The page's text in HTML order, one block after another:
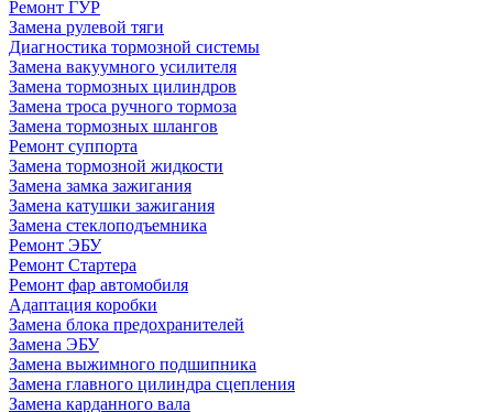
Ремонт ГУР
Замена рулевой тяги
Диагностика тормозной системы
Замена вакуумного усилителя
Замена тормозных цилиндров
Замена троса ручного тормоза
Замена тормозных шлангов
Ремонт суппорта
Замена тормозной жидкости
Замена замка зажигания
Замена катушки зажигания
Замена стеклоподъемника
Ремонт ЭБУ
Ремонт Стартера
Ремонт фар автомобиля
Адаптация коробки
Замена блока предохранителей
Замена ЭБУ
Замена выжимного подшипника
Замена главного цилиндра сцепления
Замена карданного вала